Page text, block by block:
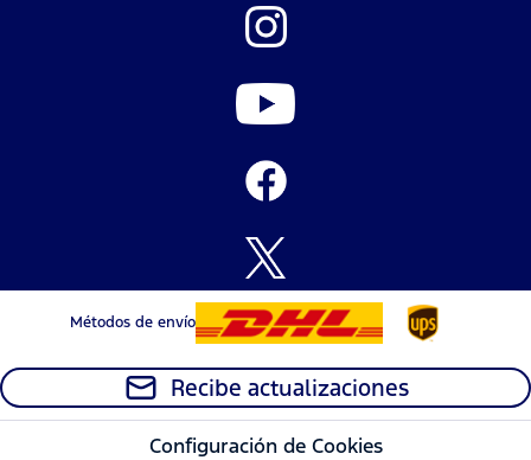
Métodos de envío
Recibe actualizaciones
Configuración de Cookies